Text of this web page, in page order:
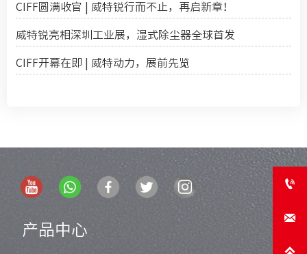
CIFF圆满收官 | 威特锐行而不止，再启新章！
威特锐亮相深圳工业展，湿式除尘器全球首发
CIFF开幕在即 | 威特动力，展前先览
产品中心

